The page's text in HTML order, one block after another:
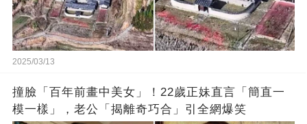
2025/03/13
撞臉「百年前畫中美女」！22歲正妹直言「簡直一
模一樣」，老公「揭離奇巧合」引全網爆笑